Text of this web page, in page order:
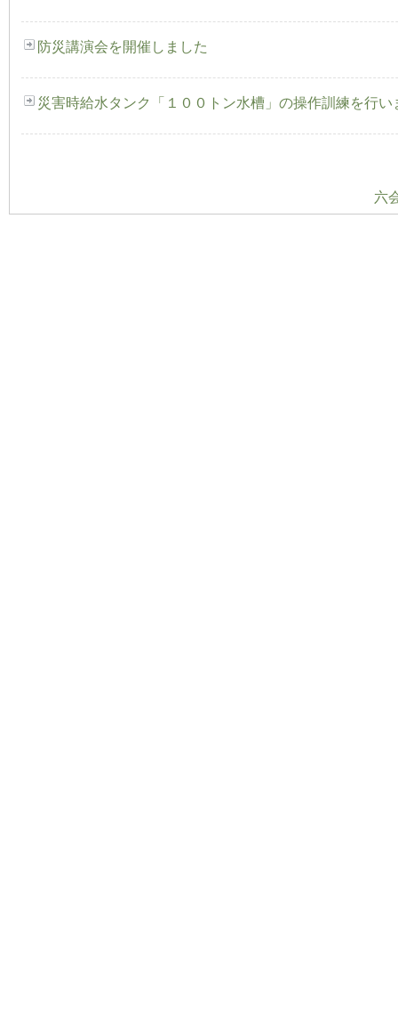
防災講演会を開催しました
災害時給水タンク「１００トン水槽」の操作訓練を行い
六